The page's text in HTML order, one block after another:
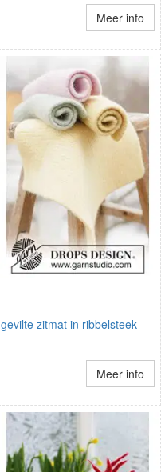
Meer info
gevilte zitmat in ribbelsteek
Meer info